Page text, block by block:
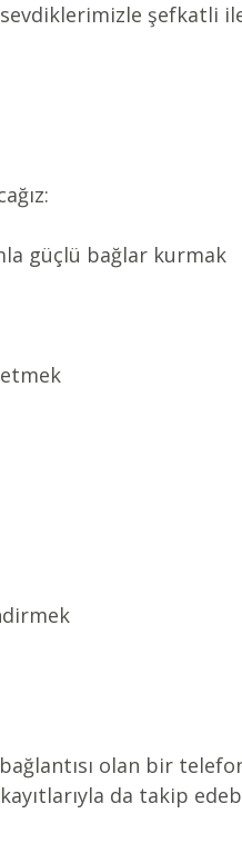
şefkatli
güçlü bağlar kurmak
olan bir
da takip